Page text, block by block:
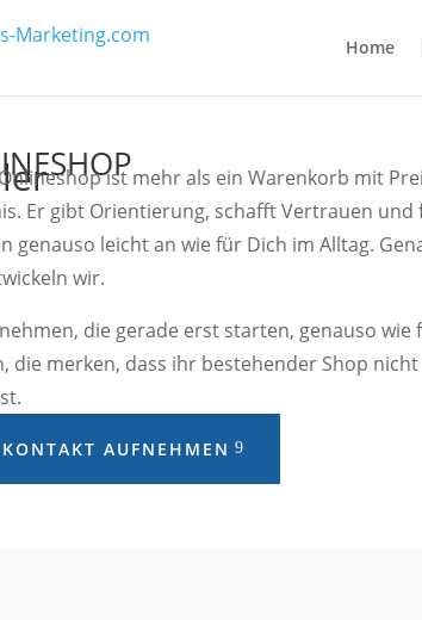
Home
ist mehr als ein Warenkorb mit
Er gibt Orientierung, schafft Vertrauen und
genauso leicht an wie für Dich im Alltag.
wir.
die gerade erst starten, genauso wie
die merken, dass ihr bestehender Shop
KONTAKT AUFNEHMEN